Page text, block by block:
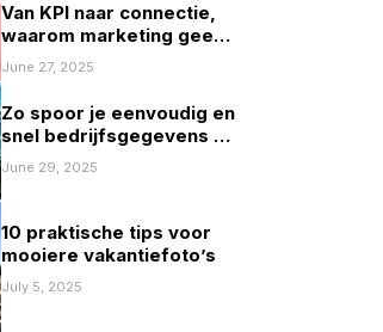
Van KPI naar connectie,
waarom marketing geen
spelletje scoren mag zijn
June 27, 2025
Zo spoor je eenvoudig en
snel bedrijfsgegevens op
in Nederland
June 29, 2025
10 praktische tips voor
mooiere vakantiefoto’s
July 5, 2025